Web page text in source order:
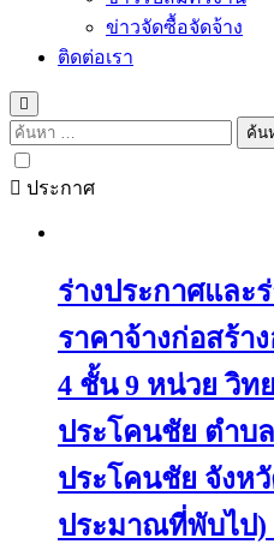
ข่าวจัดซื้อจัดจ้าง
ติดต่อเรา
ค้นหา
สำหรับ:
ประกาศ
ร่างประกาศและ
ราคาจ้างก่อสร้า
4 ชั้น 9 หน่วย วิท
ประโคนชัย ตำบ
ประโคนชัย จังห
ประมาณที่พับไป)